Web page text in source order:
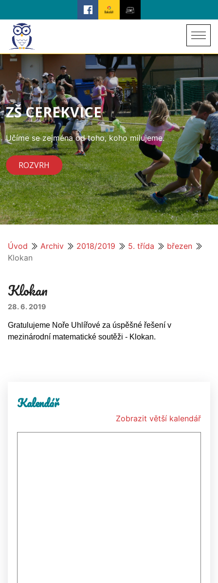
ZŠ CEREKVICE
Učíme se zejména od toho, koho milujeme.
ROZVRH
Úvod Archiv 2018/2019 5. třída
březen
Klokan
Klokan
28. 6. 2019
Gratulujeme Noře Uhlířové za úspěšné řešení v
mezinárodní matematické soutěži - Klokan.
Kalendář
Zobrazit větší kalendář